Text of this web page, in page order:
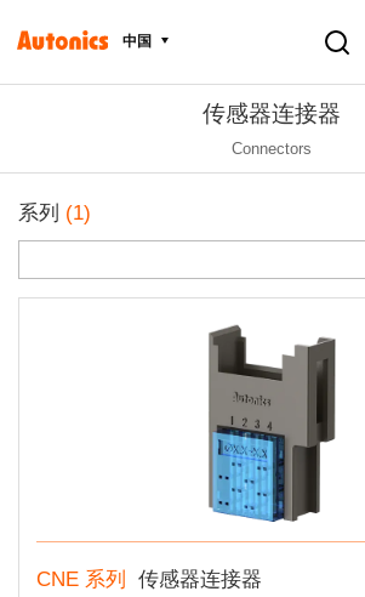
中国
传感器连接器
Connectors
系列 (1)
CNE 系列 传感器连接器